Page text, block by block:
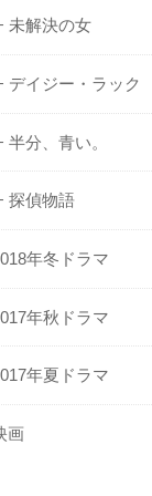
未解決の女
デイジー・ラック
半分、青い。
探偵物語
年冬ドラマ
年秋ドラマ
年夏ドラマ
画